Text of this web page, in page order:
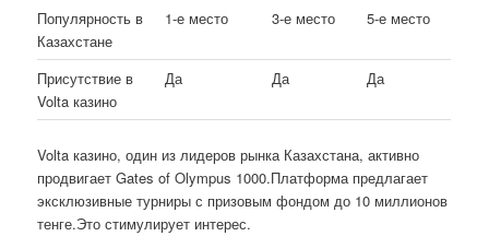
Популярность в
Казахстане
1-е место 3-е место 5-е место
Присутствие в
Volta казино
Да Да Да
Volta казино, один из лидеров рынка Казахстана, активно
продвигает Gates of Olympus 1000.Платформа предлагает
эксклюзивные турниры с призовым фондом до 10 миллионов
тенге.Это стимулирует интерес.